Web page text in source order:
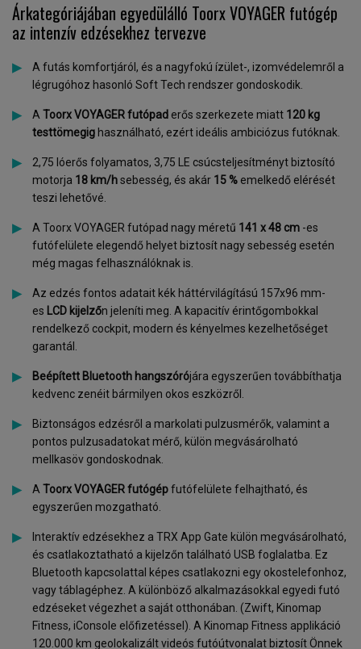
Árkategóriájában egyedülálló Toorx VOYAGER futógép
az intenzív edzésekhez tervezve
A futás komfortjáról, és a nagyfokú ízület-, izomvédelemről a
légrugóhoz hasonló Soft Tech rendszer gondoskodik.
A Toorx VOYAGER futópad erős szerkezete miatt 120 kg
testtömegig használható, ezért ideális ambiciózus futóknak.
2,75 lóerős folyamatos, 3,75 LE csúcsteljesítményt biztosító
motorja 18 km/hsebesség, és akár 15 % emelkedő elérését
teszi lehetővé.
A Toorx VOYAGER futópad nagy méretű 141 x 48 cm -es
futófelülete elegendő helyet biztosít nagy sebesség esetén
még magas felhasználóknak is.
Az edzés fontos adatait kék háttérvilágítású 157x96 mm-
es LCD kijelzőn jeleníti meg. A kapacitív érintőgombokkal
rendelkező cockpit, modern és kényelmes kezelhetőséget
garantál.
Beépített Bluetooth hangszórójára egyszerűen továbbíthatja
kedvenc zenéit bármilyen okos eszközről.
Biztonságos edzésről a markolati pulzusmérők, valamint a
pontos pulzusadatokat mérő, külön megvásárolható
mellkasöv gondoskodnak.
A Toorx VOYAGER futógépfutófelülete felhajtható, és
egyszerűen mozgatható.
Interaktív edzésekhez a TRX App Gate külön megvásárolható,
és csatlakoztatható a kijelzőn található USB foglalatba. Ez
Bluetooth kapcsolattal képes csatlakozni egy okostelefonhoz,
vagy táblagéphez. A különböző alkalmazásokkal egyedi futó
edzéseket végezhet a saját otthonában. (Zwift, Kinomap
Fitness, iConsole előfizetéssel). A Kinomap Fitness applikáció
120.000 km geolokalizált videós futóútvonalat biztosít Önnek